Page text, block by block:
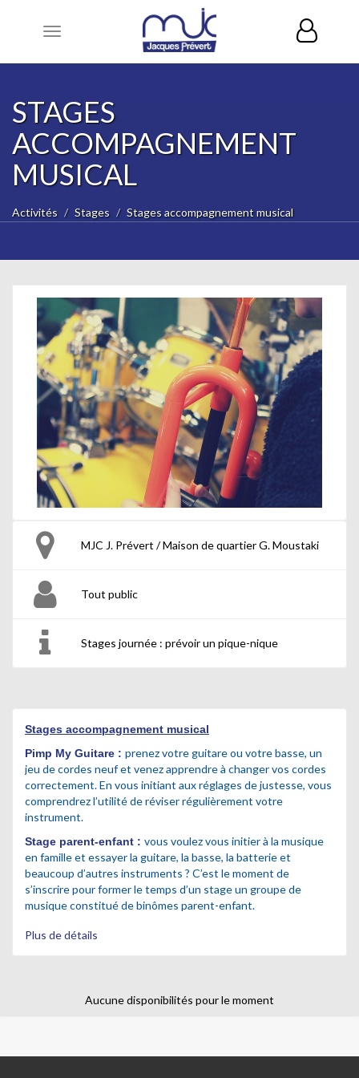
Toggle
STAGES
ACCOMPAGNEMENT
MUSICAL
Activités Stages Stages accompagnement musical
MJC J. Prévert / Maison de quartier G. Moustaki
Tout public
Stages journée : prévoir un pique-nique
Stages accompagnement musical
Pimp My Guitare : prenez votre guitare ou votre basse, un
jeu de cordes neuf et venez apprendre à changer vos cordes
correctement.En vous initiant aux réglages de justesse, vous
comprendrez l’utilité de réviser régulièrement votre
instrument.
Stage parent-enfant : vous voulez vous initier à la musique
en famille et essayer la guitare, la basse, la batterie et
beaucoup d’autres instruments ? C’est le moment de
s’inscrire pour former le temps d’un stage un groupe de
musique constitué de binômes parent-enfant.
Stage musique des vacances de printemps :
créatif et créer en groupe des super compos.
Plus de détails
Aucune disponibilités pour le moment